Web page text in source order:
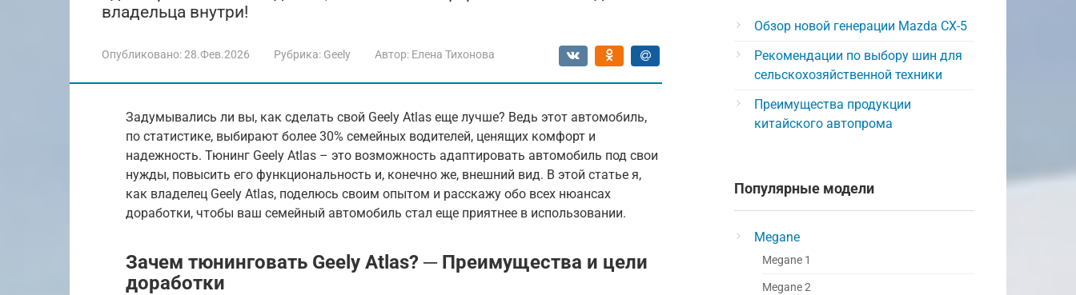
владельца внутри!
Опубликовано:28.Фев.2026 Рубрика: Geely Автор: Елена Тихонова
Задумывались ли вы, как сделать свой Geely Atlas еще лучше? Ведь этот автомобиль,
по статистике, выбирают более 30% семейных водителей, ценящих комфорт и
надежность. Тюнинг Geely Atlas – это возможность адаптировать автомобиль под свои
нужды, повысить его функциональность и, конечно же, внешний вид. В этой статье я,
как владелец Geely Atlas, поделюсь своим опытом и расскажу обо всех нюансах
доработки, чтобы ваш семейный автомобиль стал еще приятнее в использовании.
Зачем тюнинговать Geely Atlas? ─ Преимущества и цели
доработки
Обзор новой генерации Mazda CX-5
Рекомендации по выбору шин для
сельскохозяйственной техники
Преимущества продукции
китайского автопрома
Популярные модели
Megane
Megane 1
Megane 2